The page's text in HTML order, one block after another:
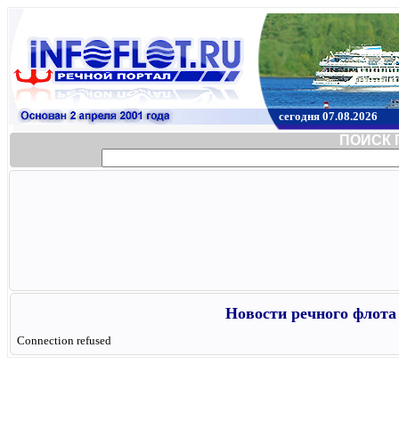
сегодня 07.08.2026
ПОИСК
Новости речного
Connection refused